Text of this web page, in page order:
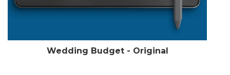
Wedding Budget - Original